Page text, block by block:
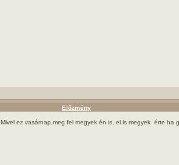
Előzmény
Mivel ez vasárnap,meg fel megyek én is, el is megyek érte ha